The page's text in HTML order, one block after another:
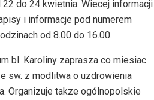
do 24 kwietnia. Wiecej informacji
i informacje pod numerem
od 8.00 do 16.00.
bl. Karoliny zaprasza co miesiac
sw. z modlitwa o uzdrowienia
Organizuje takze ogólnopolskie